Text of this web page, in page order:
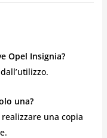
Opel Insignia?
una?
una copia